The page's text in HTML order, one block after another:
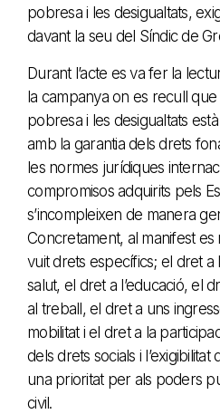
pobresa i les desigualtats,
davant la seu del Síndic de
Durant l’acte es va fer la
la campanya on es recull que
pobresa i les desigualtats
amb la garantia dels drets
les normes jurídiques
compromisos adquirits pels
s’incompleixen de manera
Concretament, al manifest es
vuit drets específics; el dret a
salut, el dret a l’educació, el
al treball, el dret a uns
mobilitat i el dret a la
dels drets socials i l’exigibilitat
una prioritat per als poders
civil.